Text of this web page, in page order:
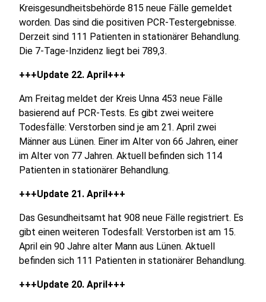
Kreisgesundheitsbehörde 815 neue Fälle gemeldet
worden. Das sind die positiven PCR-Testergebnisse.
Derzeit sind 111 Patienten in stationärer Behandlung.
Die 7-Tage-Inzidenz liegt bei 789,3.
+++Update 22. April+++
Am Freitag meldet der Kreis Unna 453 neue Fälle
basierend auf PCR-Tests. Es gibt zwei weitere
Todesfälle: Verstorben sind je am 21. April zwei
Männer aus Lünen. Einer im Alter von 66 Jahren, einer
im Alter von 77 Jahren. Aktuell befinden sich 114
Patienten in stationärer Behandlung.
+++Update 21. April+++
Das Gesundheitsamt hat 908 neue Fälle registriert. Es
gibt einen weiteren Todesfall: Verstorben ist am 15.
April ein 90 Jahre alter Mann aus Lünen. Aktuell
befinden sich 111 Patienten in stationärer Behandlung.
+++Update 20. April+++